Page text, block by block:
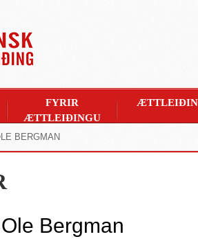
BERGMAN
Bergman
FYRIR
ÆTTLEIÐINGU